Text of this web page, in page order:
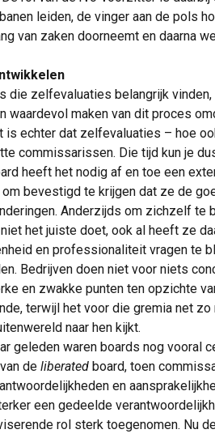
leiden, de vinger aan de pols
van zaken doorneemt en daarna
die zelfevaluaties belangrijk
waardevol maken van dit proces
is echter dat zelfevaluaties – hoe
commissarissen. Die tijd kun je
heeft het nodig af en toe een
om bevestigd te krijgen dat ze de
Anderzijds om zichzelf te
het juiste doet, ook al heeft ze
en professionaliteit vragen te
Bedrijven doen niet voor niets
en zwakke punten ten opzichte
terwijl het voor die gremia net
naar hen kijkt.
geleden waren boards nog vooral
de liberated board, toen
en
een gedeelde
rol sterk toegenomen. Nu